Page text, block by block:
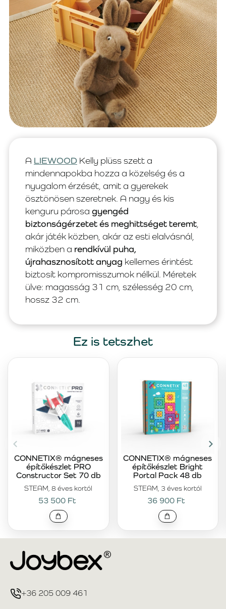
A LIEWOOD Kelly plüss szett a
mindennapokba hozza a közelség és a
nyugalom érzését, amit a gyerekek
ösztönösen szeretnek. A nagy és kis
kenguru párosa gyengéd
biztonságérzetet és meghittséget teremt
akár játék közben, akár az esti elalvásnál,
miközben a rendkívül puha,
újrahasznosított anyag kellemes érintést
biztosít kompromisszumok nélkül. Méretek
ülve: magasság 31 cm, szélesség 20 cm,
hossz 32 cm.
Ez is tetszhet
STEAM, 8 éves kortól
CONNETIX® mágneses
építőkészlet PRO
Constructor Set 70 db
53 500 Ft
STEAM, 3 éves kortól
CONNETIX® mágneses
építőkészlet Bright
Portal Pack 48 db
36 900 Ft
+36 205 009 461